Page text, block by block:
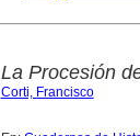
La Procesión
Corti, Francisco